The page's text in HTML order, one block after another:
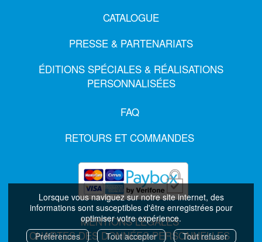
Lorsque vous naviguez sur notre site internet, des
informations sont susceptibles d'être enregistrées pour
optimiser votre expérience.
Préférences
Tout accepter Tout refuser
CATALOGUE
PRESSE & PARTENARIATS
ÉDITIONS SPÉCIALES & RÉALISATIONS
PERSONNALISÉES
FAQ
RETOURS ET COMMANDES
MENTIONS LÉGALES
CHARTES DES DONNÉES PERSONNELLES